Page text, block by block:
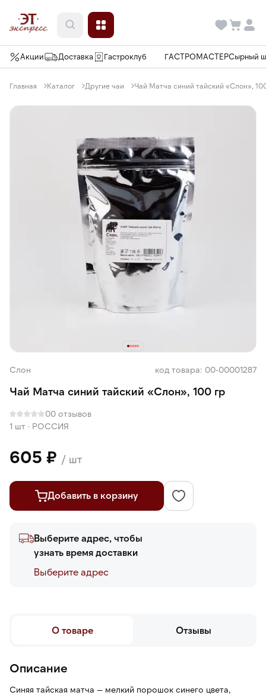
Акции Доставка Гастроклуб ГАСТРОМАСТЕРСырный
Главная Каталог Другие чаи Чай Матча синий тайский «Слон»,
Слон код товара: 00-00001287
Чай Матча синий тайский «Слон», 100 гр
00 отзывов
1 шт · РОССИЯ
605 ₽ / шт
Добавить в корзину
Выберите адрес, чтобы
узнать время доставки
Выберите адреc
О товаре Отзывы
Описание
Синяя тайская матча — мелкий порошок синего цвета,